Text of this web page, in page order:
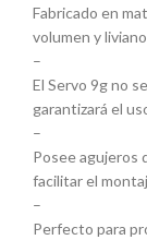
Fabricado en
volumen y liviano
–
El Servo 9g no
garantizará el
–
Posee agujeros
facilitar el
–
Perfecto para